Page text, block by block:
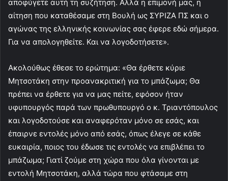
αποφύγετε αυτή τη συζήτηση. Αλλά η επιμονή μας, η
αίτηση που καταθέσαμε στη Βουλή ως ΣΥΡΙΖΑ ΠΣ και ο
αγώνας της ελληνικής κοινωνίας σας έφερε εδώ σήμερα.
Για να απολογηθείτε. Και να λογοδοτήσετε».
Ακολούθως έθεσε το ερώτημα: «Θα έρθετε κύριε
Μητσοτάκη στην προανακριτική για το μπάζωμα; Θα
πρέπει να έρθετε για να μας πείτε, εφόσον ήταν
υφυπουργός παρά των πρωθυπουργό ο κ. Τριαντόπουλος
και λογοδοτούσε και αναφερόταν μόνο σε εσάς, και
έπαιρνε εντολές μόνο από εσάς, όπως έλεγε σε κάθε
ευκαιρία, ποιος του έδωσε τις εντολές να επιβλέπει το
μπάζωμα; Γιατί ζούμε στη χώρα που όλα γίνονται με
εντολή Μητσοτάκη, αλλά τώρα που φτάσαμε στη